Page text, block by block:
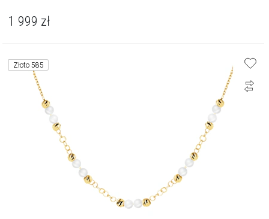
1 999 zł
Złoto 585